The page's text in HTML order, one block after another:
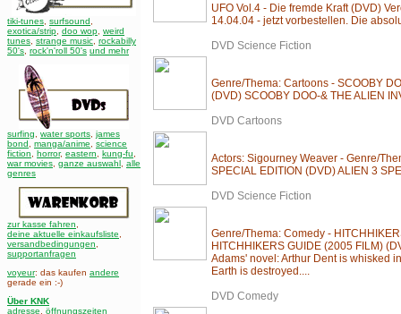
tiki-tunes surfsound
exotica/strip doo wop weird
tunes strange music rockabilly
50's rock'n'roll 50's und mehr
surfing water sports james
bond
manga/anime
science
fiction
horror, eastern kung-fu
war movies ganze auswahl alle
genres
zur kasse fahren
deine aktuelle einkaufsliste
versandbedingungen
supportanfragen
voyeur: das kaufen andere
gerade ein :-)
Über KNK
adresse
öffnungszeiten
UFO Vol.4 - Die fremde Kraft (DVD)
14.04.04 - jetzt vorbestellen. Die
DVD Science Fiction
Genre/Thema: Cartoons - SCOOBY
(DVD) SCOOBY DOO-& THE ALIEN
DVD Cartoons
Actors: Sigourney Weaver - Genre/
SPECIAL EDITION (DVD) ALIEN 3
DVD Science Fiction
Genre/Thema: Comedy -
HITCHHIKERS GUIDE (2005 FILM)
Adams' novel: Arthur Dent is whisked
Earth is destroyed....
DVD Comedy